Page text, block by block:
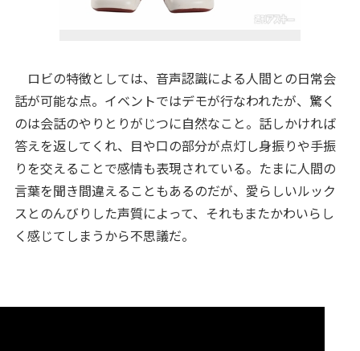
ロビの特徴としては、音声認識による人間との日常会
話が可能な点。イベントではデモが行なわれたが、驚く
のは会話のやりとりがじつに自然なこと。話しかければ
答えを返してくれ、目や口の部分が点灯し身振りや手振
りを交えることで感情も表現されている。たまに人間の
言葉を聞き間違えることもあるのだが、愛らしいルック
スとのんびりした声質によって、それもまたかわいらし
く感じてしまうから不思議だ。